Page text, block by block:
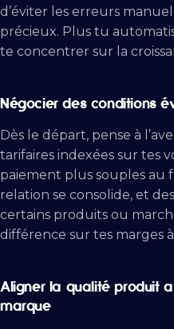
d’éviter les erreurs
précieux. Plus tu
te concentrer sur la
Négocier des conditions
Dès le départ, pense à
tarifaires indexées sur tes
paiement plus souples au
relation se consolide, et
certains produits ou
différence sur tes marges
Aligner la qualité produit
marque